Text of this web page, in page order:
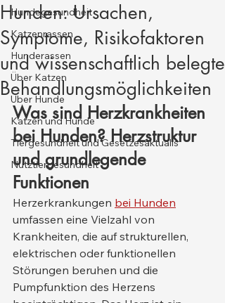
Hundegesundheit
Katzenrassen
Hunderassen
Über Katzen
Über Hunde
Katzen und Hunde
Tiergesundheit und Gesetzesaktualis
Nutztiergesundheit
Hunden: Ursachen,
Symptome, Risikofaktoren
und wissenschaftlich belegte
Behandlungsmöglichkeiten
Was sind Herzkrankheiten
bei Hunden? Herzstruktur
und grundlegende
Funktionen
Herzerkrankungen bei Hunden
umfassen eine Vielzahl von
Krankheiten, die auf strukturellen,
elektrischen oder funktionellen
Störungen beruhen und die
Pumpfunktion des Herzens